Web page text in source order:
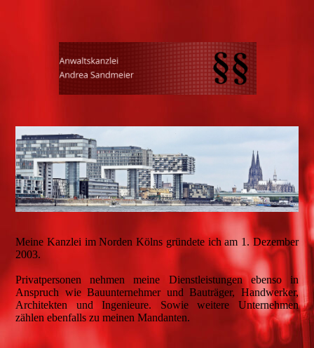
Meine Kanzlei im Norden Kölns gründete ich am 1. Dezember
2003.
Privatpersonen nehmen meine Dienstleistungen ebenso in
Anspruch wie Bauunternehmer und Bauträger, Handwerker,
Architekten und Ingenieure. Sowie weitere Unternehmen
zählen ebenfalls zu meinen Mandanten.